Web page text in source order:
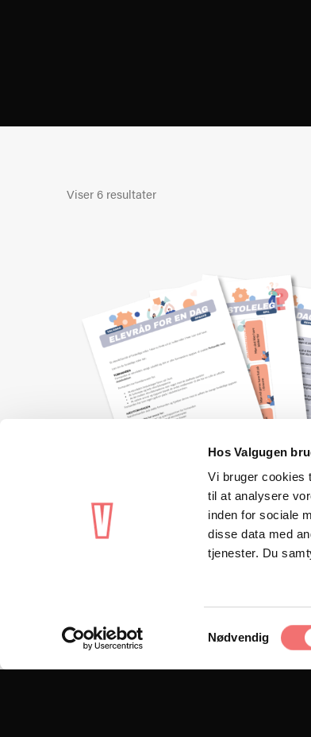
Hos Valgugen
Vi bruger cookies
til at analysere
inden for sociale
disse data med
tjenester. Du
Samtykkevalg
Nødvendig
Viser 6 resultater
VIEW
7. klasse - Emne 1